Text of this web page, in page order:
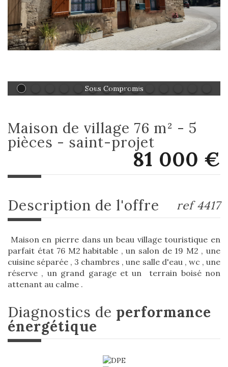
Sous Compromis
maison de village 76 m² - 5
pièces - saint-projet
81 000 €
description de l'offre ref 4417
Maison en pierre dans un beau village touristique en
parfait état 76 M2 habitable , un salon de 19 M2 , une
cuisine séparée , 3 chambres , une salle d'eau , wc , une
réserve , un grand garage et un terrain boisé non
attenant au calme .
diagnostics de performance
énergétique